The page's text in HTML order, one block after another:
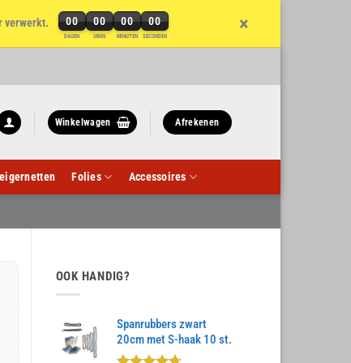
verwerkt. 00
DAGEN
00
UREN
00
MINUTEN
00
SECONDEN
×
Winkelwagen Afrekenen
Folies Accessoires
OOK HANDIG?
Spanrubbers zwart
20cm met S-haak 10 st.